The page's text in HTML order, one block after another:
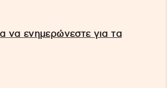
να ενημερώνεστε για τα